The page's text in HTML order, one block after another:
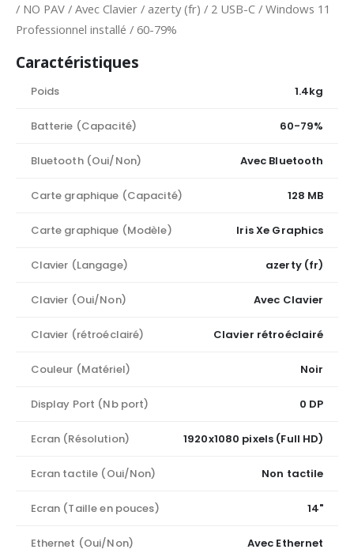
/ NO PAV / Avec Clavier / azerty (fr) / 2 USB-C / Windows 11
Professionnel installé / 60-79%
Caractéristiques
Poids 1.4kg
Batterie (Capacité) 60-79%
Bluetooth (Oui/Non) Avec Bluetooth
Carte graphique (Capacité) 128 MB
Carte graphique (Modèle) Iris Xe Graphics
Clavier (Langage) azerty (fr)
Clavier (Oui/Non) Avec Clavier
Clavier (rétroéclairé) Clavier rétroéclairé
Couleur (Matériel) Noir
Display Port (Nb port) 0 DP
Ecran (Résolution) 1920x1080 pixels (Full HD)
Ecran tactile (Oui/Non) Non tactile
Ecran (Taille en pouces) 14"
Ethernet (Oui/Non) Avec Ethernet